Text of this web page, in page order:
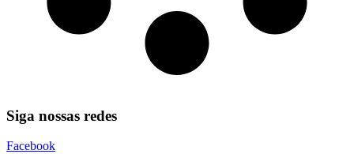
Siga nossas redes
Facebook